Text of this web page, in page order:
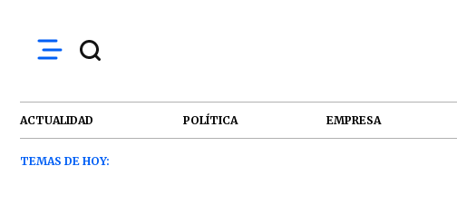
ACTUALIDAD POLÍTICA EMPRESA
TEMAS DE HOY: